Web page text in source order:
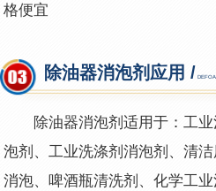
格便宜
除油器消泡剂应用 /
除油器消泡剂适用于：工业
泡剂、工业洗涤剂消泡剂、清
消泡、啤酒瓶清洗剂、化学工业